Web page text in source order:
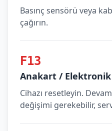
Basınç sensörü veya
çağırın.
F13
Anakart /
Cihazı resetleyin.
değişimi gerekebilir,